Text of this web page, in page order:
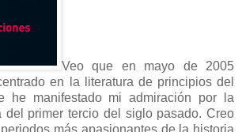
Veo que en mayo de 2005
en la literatura de principios del
he manifestado mi admiración por la
del primer tercio del siglo pasado. Creo
más apasionantes de la historia